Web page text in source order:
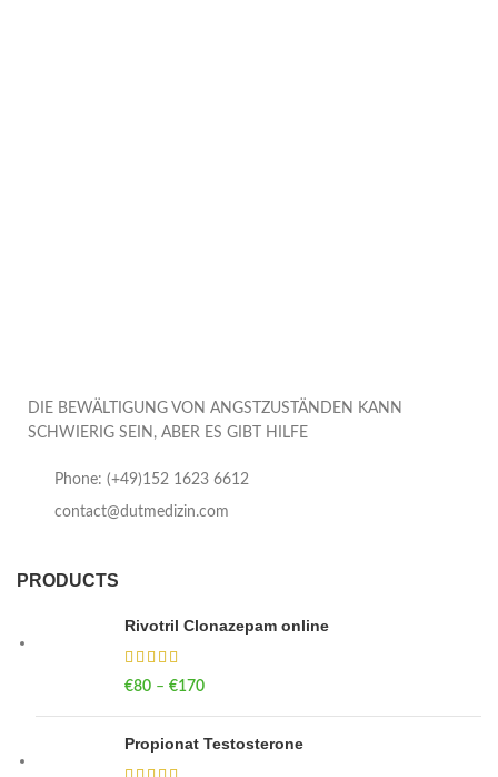
DIE BEWÄLTIGUNG VON ANGSTZUSTÄNDEN KANN
SCHWIERIG SEIN, ABER ES GIBT HILFE
Phone: (+49)152 1623 6612
contact@dutmedizin.com
PRODUCTS
Rivotril Clonazepam online
€80 – €170
Propionat Testosterone